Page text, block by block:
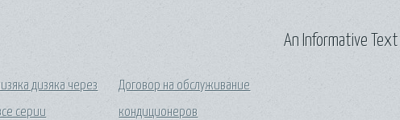
дизяка через
серии
Договор на обслуживание
кондиционеров
An Informative